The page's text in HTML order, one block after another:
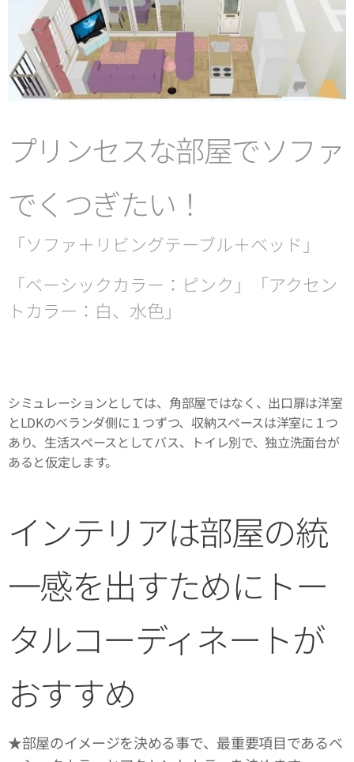
プリンセスな部屋でソファ
でくつぎたい！
「ソファ＋リビングテーブル＋ベッド」
「ベーシックカラー：ピンク」「アクセン
トカラー：白、水色」
シミュレーションとしては、角部屋ではなく、出口扉は洋室
とLDKのベランダ側に１つずつ、収納スペースは洋室に１つ
あり、生活スペースとしてバス、トイレ別で、独立洗面台が
あると仮定します。
インテリアは部屋の統
一感を出すためにトー
タルコーディネートが
おすすめ
★部屋のイメージを決める事で、最重要項目であるベ